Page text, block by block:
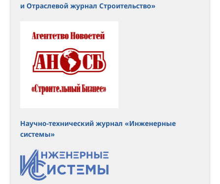
и Отраслевой журнал Строительство»
Научно-технический журнал «Инженерные
системы»